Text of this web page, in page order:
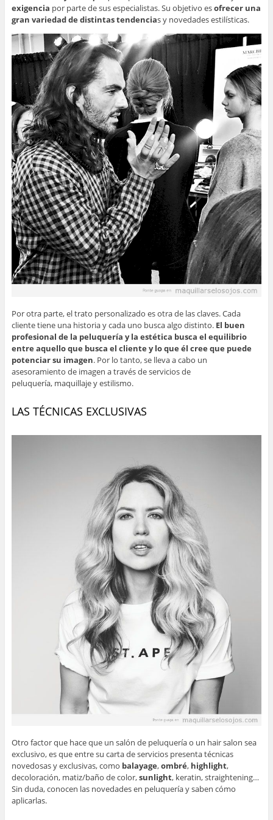
exigencia por parte de sus especialistas. Su objetivo esofrecer una
gran variedad de distintas tendencias y novedades estilísticas.
Por otra parte, el trato personalizado es otra de las claves. Cada
cliente tiene una historia y cada uno busca algo distinto. El buen
profesional de la peluquería y la estética busca el equilibrio
entre aquello que busca el cliente y lo que él cree que puede
potenciar su imagen. Por lo tanto, se lleva a cabo un
asesoramiento de imagen a través de servicios de
peluquería, maquillaje y estilismo.
LAS TÉCNICAS EXCLUSIVAS
Otro factor que hace que un salón de peluquería o un hair salon sea
exclusivo, es que entre su carta de servicios presenta técnicas
novedosas y exclusivas, como balayage,ombré, highlight,
decoloración, matiz/baño de color,sunlight, keratin, straightening…
Sin duda, conocen las novedades en peluquería y saben cómo
aplicarlas.